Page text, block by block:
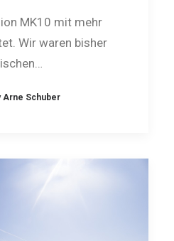
MK10 mit mehr
Wir waren bisher
Arne Schuber